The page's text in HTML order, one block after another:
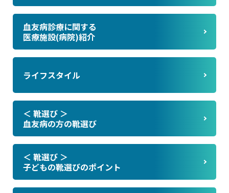
血友病診療に関する
医療施設(病院)紹介
ライフスタイル
＜ 靴選び ＞
血友病の方の靴選び
＜ 靴選び ＞
子どもの靴選びのポイント